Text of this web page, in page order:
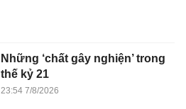
Những ‘chất gây nghiện’ trong
thế kỷ 21
23:54 7/8/2026